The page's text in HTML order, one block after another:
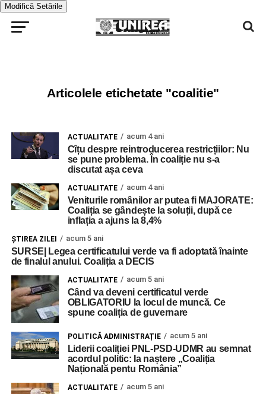
Modifică Setările
Articolele etichetate "coalitie"
ACTUALITATE acum 4 ani
Cîțu despre reintroducerea restricțiilor: Nu
se pune problema. În coaliție nu s-a
discutat așa ceva
ACTUALITATE acum 4 ani
Veniturile românilor ar putea fi MAJORATE:
Coaliția se gândește la soluții, după ce
inflația a ajuns la 8,4%
ŞTIREA ZILEI acum 5 ani
SURSE| Legea certificatului verde va fi adoptată înainte
de finalul anului. Coaliția a DECIS
ACTUALITATE acum 5 ani
Când va deveni certificatul verde
OBLIGATORIU la locul de muncă. Ce
spune coaliția de guvernare
POLITICĂ ADMINISTRAȚIE acum 5 ani
Liderii coaliției PNL-PSD-UDMR au semnat
acordul politic: Ia naștere „Coaliția
Națională pentu România”
ACTUALITATE acum 5 ani